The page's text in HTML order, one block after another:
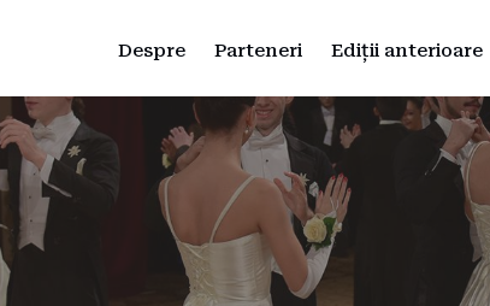
Despre Parteneri Ediții anterioare